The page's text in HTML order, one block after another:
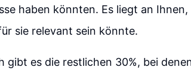
haben könnten. Es liegt an
sie relevant sein könnte.
gibt es die restlichen 30%, bei